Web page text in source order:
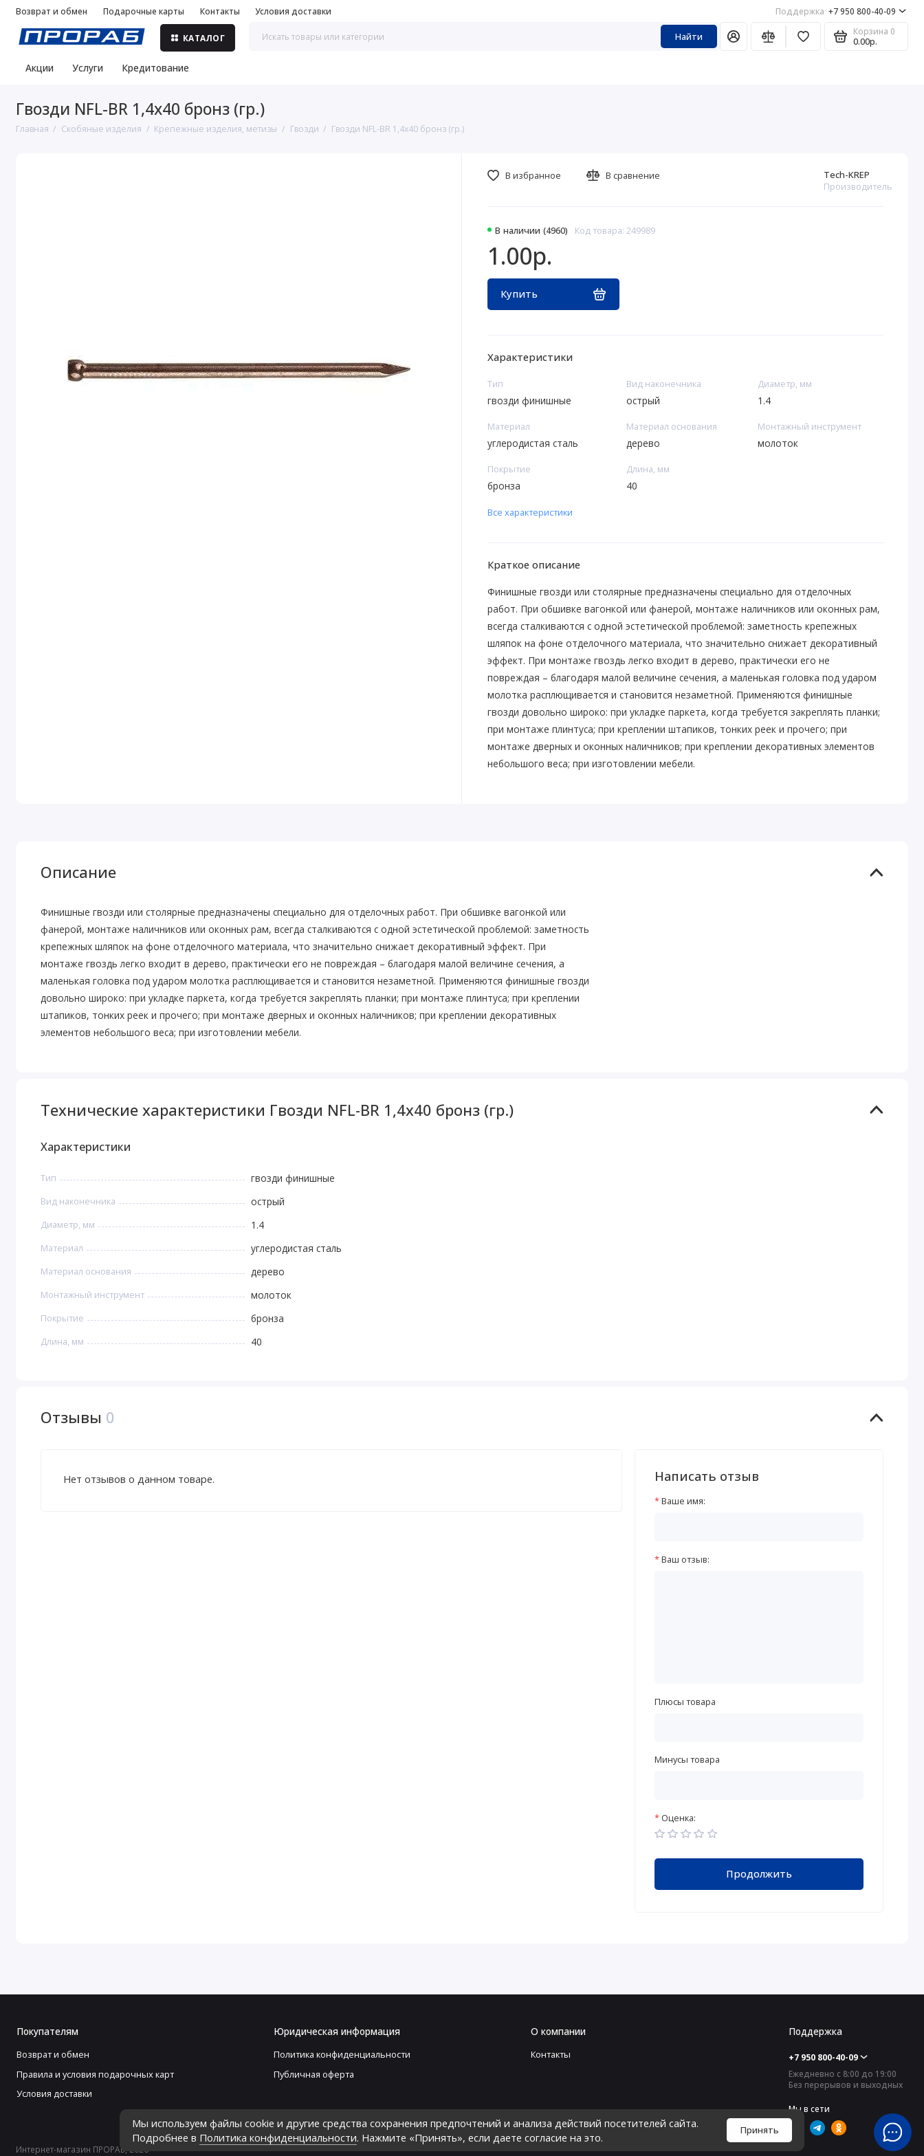
Возврат и обмен Подарочные карты Контакты Условия доставки Поддержка +7 950 800-40-09
КАТАЛОГ Найти Корзина 0
0.00р.
Акции Услуги Кредитование
Гвозди NFL-BR 1,4х40 бронз (гр.)
Главная Скобяные изделия Крепежные изделия, метизы Гвозди Гвозди NFL-BR 1,4х40 бронз (гр.)
В наличии (4960) Код товара: 249989
Tech-KREP
Производитель
1.00р.
Купить
В избранное В сравнение
Характеристики
Тип
гвозди финишные
Вид наконечника
острый
Диаметр, мм
1.4
Материал
углеродистая сталь
Материал основания
дерево
Монтажный инструмент
молоток
Покрытие
бронза
Длина, мм
40
Все характеристики
Краткое описание
Финишные гвозди или столярные предназначены специально для отделочных
работ. При обшивке вагонкой или фанерой, монтаже наличников или оконных рам,
всегда сталкиваются с одной эстетической проблемой: заметность крепежных
шляпок на фоне отделочного материала, что значительно снижает декоративный
эффект. При монтаже гвоздь легко входит в дерево, практически его не
повреждая – благодаря малой величине сечения, а маленькая головка под ударом
молотка расплющивается и становится незаметной. Применяются финишные
гвозди довольно широко: при укладке паркета, когда требуется закреплять планки;
при монтаже плинтуса; при креплении штапиков, тонких реек и прочего; при
монтаже дверных и оконных наличников; при креплении декоративных элементов
небольшого веса; при изготовлении мебели.
Описание
Финишные гвозди или столярные предназначены специально для отделочных работ. При обшивке вагонкой или
фанерой, монтаже наличников или оконных рам, всегда сталкиваются с одной эстетической проблемой: заметность
крепежных шляпок на фоне отделочного материала, что значительно снижает декоративный эффект. При
монтаже гвоздь легко входит в дерево, практически его не повреждая – благодаря малой величине сечения, а
маленькая головка под ударом молотка расплющивается и становится незаметной. Применяются финишные гвозди
довольно широко: при укладке паркета, когда требуется закреплять планки; при монтаже плинтуса; при креплении
штапиков, тонких реек и прочего; при монтаже дверных и оконных наличников; при креплении декоративных
элементов небольшого веса; при изготовлении мебели.
Технические характеристики Гвозди NFL-BR 1,4х40 бронз (гр.)
Характеристики
Тип гвозди финишные
Вид наконечника острый
Диаметр, мм 1.4
Материал углеродистая сталь
Материал основания дерево
Монтажный инструмент молоток
Покрытие бронза
Длина, мм 40
Отзывы 0
Нет отзывов о данном товаре. Написать отзыв
Ваше имя:
Ваш отзыв:
Плюсы товара
Минусы товара
Оценка:
Продолжить
Мы используем файлы cookie и другие средства сохранения предпочтений и анализа действий посетителей сайта.
Подробнее в Политика конфиденциальности. Нажмите «Принять», если даете согласие на это.
Принять
Покупателям
Возврат и обмен
Правила и условия подарочных карт
Условия доставки
Юридическая информация
Политика конфиденциальности
Публичная оферта
О компании
Контакты
Поддержка
+7 950 800-40-09
Ежедневно с 8:00 до 19:00
Без перерывов и выходных
Мы в сети
Интернет-магазин ПРОРАБ, 2026